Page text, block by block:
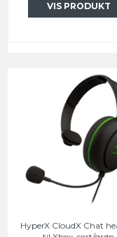
VIS PRODUKT
HyperX CloudX Chat